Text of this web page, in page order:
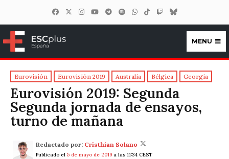
ESCplus España
MENU
Eurovisión Eurovisión 2019 Australia Bélgica Georgia
Eurovisión 2019: Segunda
Segunda jornada de ensayos,
turno de mañana
Redactado por: Cristhian Solano
Publicado el 5 de mayo de 2019 a las 11:34 CEST